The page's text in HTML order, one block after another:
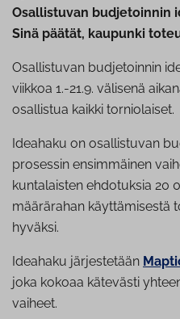
Osallistuvan budjetoinnin
Sinä päätät, kaupunki
Osallistuvan budjetoinnin
viikkoa 1.-21.9. välisenä
osallistua kaikki torniolaiset.
Ideahaku on osallistuvan
prosessin ensimmäinen
kuntalaisten ehdotuksia 20
määrärahan käyttämisestä
hyväksi.
Ideahaku järjestetään
joka kokoaa kätevästi
vaiheet.